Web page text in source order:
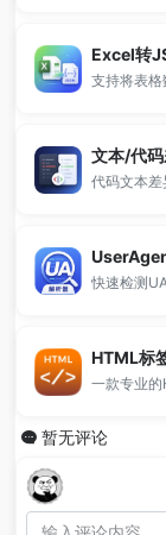
Excel转
暂无评论